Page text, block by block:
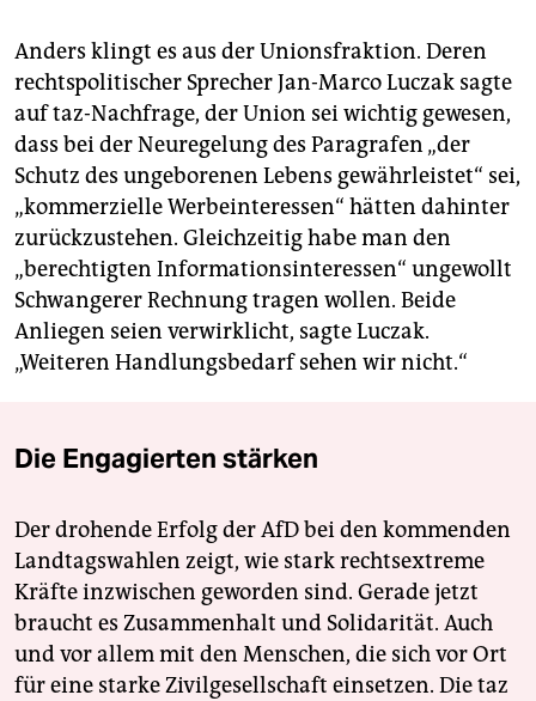
Anders klingt es aus der Unionsfraktion. Deren
rechtspolitischer Sprecher Jan-Marco Luczak sagte
auf taz-Nachfrage, der Union sei wichtig gewesen,
dass bei der Neuregelung des Paragrafen „der
Schutz des ungeborenen Lebens gewährleistet“ sei,
„kommerzielle Werbeinteressen“ hätten dahinter
zurückzustehen. Gleichzeitig habe man den
„berechtigten Informationsinteressen“ ungewollt
Schwangerer Rechnung tragen wollen. Beide
Anliegen seien verwirklicht, sagte Luczak.
„Weiteren Handlungsbedarf sehen wir nicht.“
Die Engagierten stärken
Der drohende Erfolg der AfD bei den kommenden
Landtagswahlen zeigt, wie stark rechtsextreme
Kräfte inzwischen geworden sind. Gerade jetzt
braucht es Zusammenhalt und Solidarität. Auch
und vor allem mit den Menschen, die sich vor Ort
für eine starke Zivilgesellschaft einsetzen. Die taz